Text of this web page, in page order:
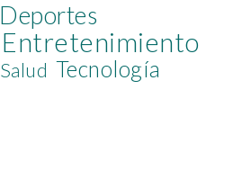
Deportes
Entretenimiento
Salud Tecnología